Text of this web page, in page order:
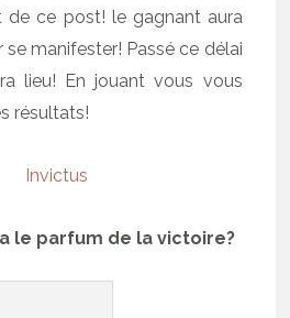
ce post! le gagnant aura
se manifester! Passé ce délai
lieu! En jouant vous vous
résultats!
le parfum de la victoire?